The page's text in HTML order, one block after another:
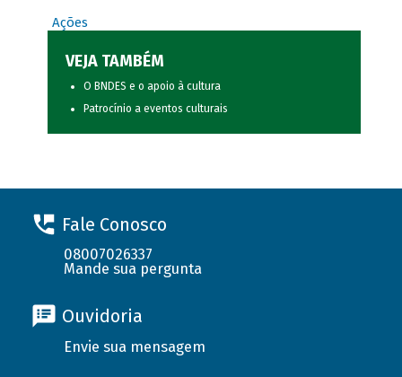
Ações
VEJA TAMBÉM
O BNDES e o apoio à cultura
Patrocínio a eventos culturais
Fale Conosco
08007026337
Mande sua pergunta
Ouvidoria
Envie sua mensagem